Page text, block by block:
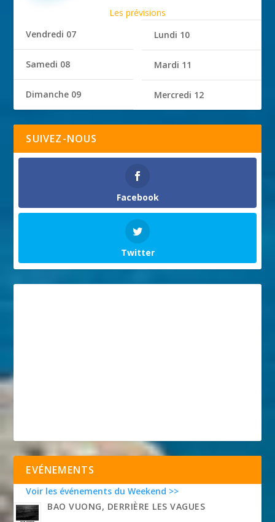
Les prévisions
Vendredi 07
Samedi 08
Dimanche 09
Lundi 10
Mardi 11
Mercredi 12
SUIVEZ-NOUS
Facebook
Twitter
EVÉNEMENTS
Voir les événements du Weekend >>
BAO VUONG, DERRIÈRE LES VAGUES